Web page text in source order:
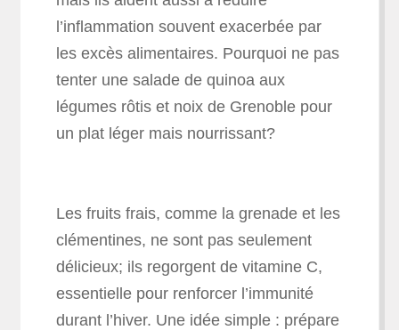
l’inflammation souvent exacerbée par
les excès alimentaires. Pourquoi ne pas
tenter une salade de quinoa aux
légumes rôtis et noix de Grenoble pour
un plat léger mais nourrissant?
Les fruits frais, comme la grenade et les
clémentines, ne sont pas seulement
délicieux; ils regorgent de vitamine C,
essentielle pour renforcer l’immunité
durant l’hiver. Une idée simple : prépare